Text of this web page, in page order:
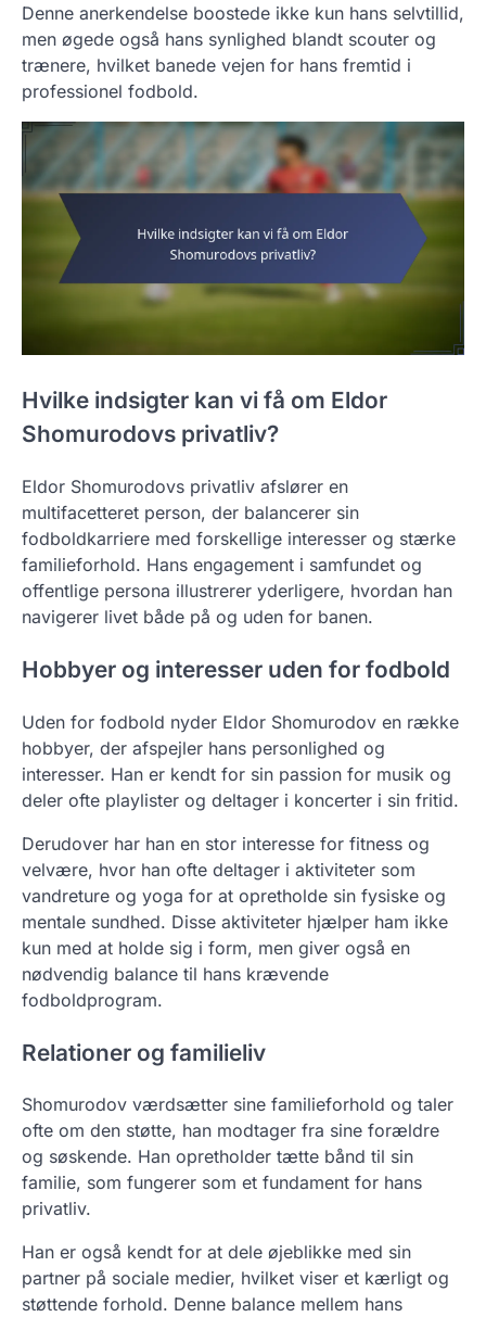
Denne anerkendelse boostede ikke kun hans selvtillid,
men øgede også hans synlighed blandt scouter og
trænere, hvilket banede vejen for hans fremtid i
professionel fodbold.
Hvilke indsigter kan vi få om Eldor
Shomurodovs privatliv?
Eldor Shomurodovs privatliv afslører en
multifacetteret person, der balancerer sin
fodboldkarriere med forskellige interesser og stærke
familieforhold. Hans engagement i samfundet og
offentlige persona illustrerer yderligere, hvordan han
navigerer livet både på og uden for banen.
Hobbyer og interesser uden for fodbold
Uden for fodbold nyder Eldor Shomurodov en række
hobbyer, der afspejler hans personlighed og
interesser. Han er kendt for sin passion for musik og
deler ofte playlister og deltager i koncerter i sin fritid.
Derudover har han en stor interesse for fitness og
velvære, hvor han ofte deltager i aktiviteter som
vandreture og yoga for at opretholde sin fysiske og
mentale sundhed. Disse aktiviteter hjælper ham ikke
kun med at holde sig i form, men giver også en
nødvendig balance til hans krævende
fodboldprogram.
Relationer og familieliv
Shomurodov værdsætter sine familieforhold og taler
ofte om den støtte, han modtager fra sine forældre
og søskende. Han opretholder tætte bånd til sin
familie, som fungerer som et fundament for hans
privatliv.
Han er også kendt for at dele øjeblikke med sin
partner på sociale medier, hvilket viser et kærligt og
støttende forhold. Denne balance mellem hans